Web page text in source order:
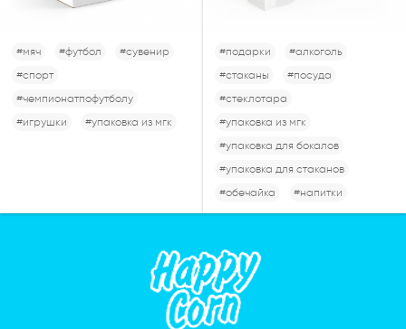
#мяч #футбол
#сувенир
#спорт
#чемпионатпофутболу
#игрушки
#упаковка из мгк
#подарки
#алкоголь
#стаканы
#посуда
#стеклотара
#упаковка из мгк
#упаковка для бокалов
#упаковка для стаканов
#обечайка
#напитки